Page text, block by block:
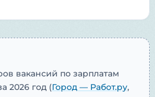
вакансий по зарплатам
2026 год (Город — Работ.ру,